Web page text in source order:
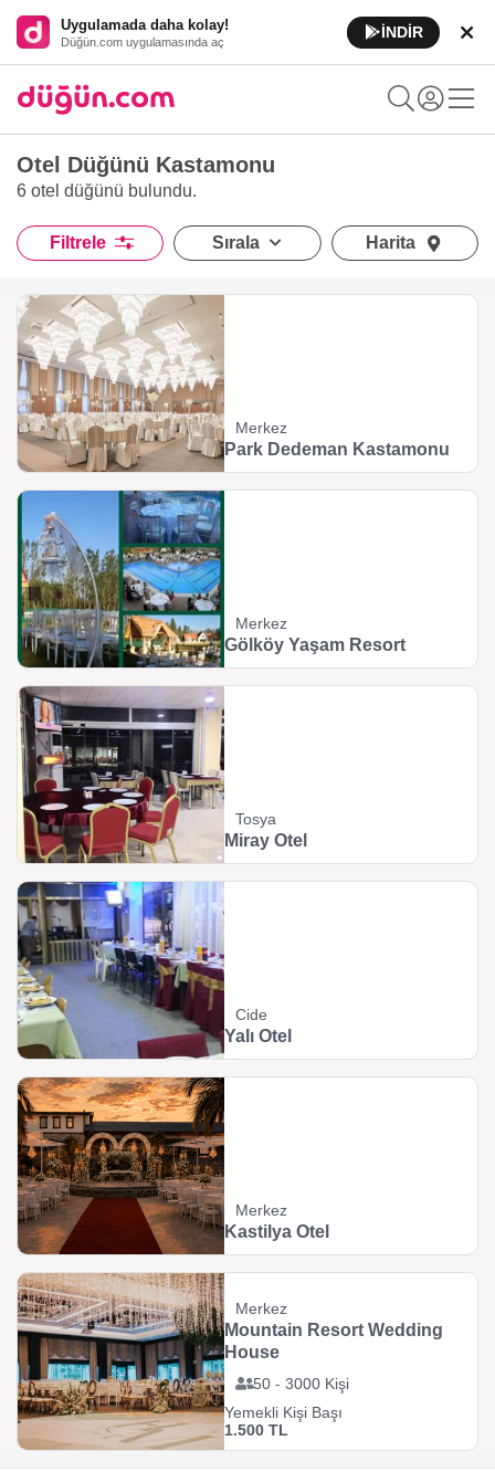
Uygulamada daha kolay!
Düğün.com uygulamasında aç
İNDİR
Otel Düğünü Kastamonu
6 otel düğünü bulundu.
Filtrele Sırala Harita
Merkez
Park Dedeman Kastamonu
Merkez
Gölköy Yaşam Resort
Tosya
Miray Otel
Cide
Yalı Otel
Merkez
Kastilya Otel
Merkez
50 - 3000 Kişi
Mountain Resort Wedding
House
Yemekli Kişi Başı
1.500 TL